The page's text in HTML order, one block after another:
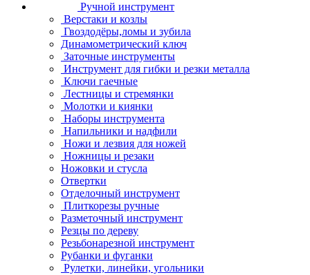
Ручной инструмент
Верстаки и козлы
Гвоздодёры,ломы и зубила
Динамометрический ключ
Заточные инструменты
Инструмент для гибки и резки металла
Ключи гаечные
Лестницы и стремянки
Молотки и киянки
Наборы инструмента
Напильники и надфили
Ножи и лезвия для ножей
Ножницы и резаки
Ножовки и стусла
Отвертки
Отделочный инструмент
Плиткорезы ручные
Разметочный инструмент
Резцы по дереву
Резьбонарезной инструмент
Рубанки и фуганки
Рулетки, линейки, угольники